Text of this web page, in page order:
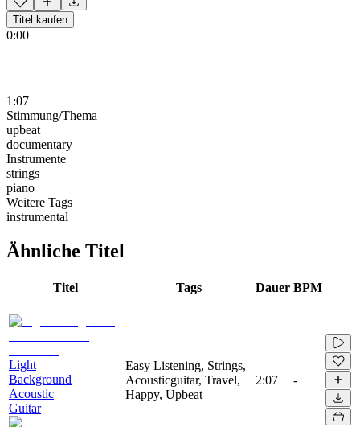
Titel kaufen
0:00
1:07
Stimmung/Thema
upbeat
documentary
Instrumente
strings
piano
Weitere Tags
instrumental
Ähnliche Titel
Titel Tags Dauer BPM
Light
Background
Acoustic
Guitar
Easy Listening, Strings,
Acousticguitar, Travel,
Happy, Upbeat
2:07 -